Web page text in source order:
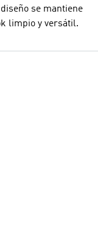
se mantiene
limpio y versátil.